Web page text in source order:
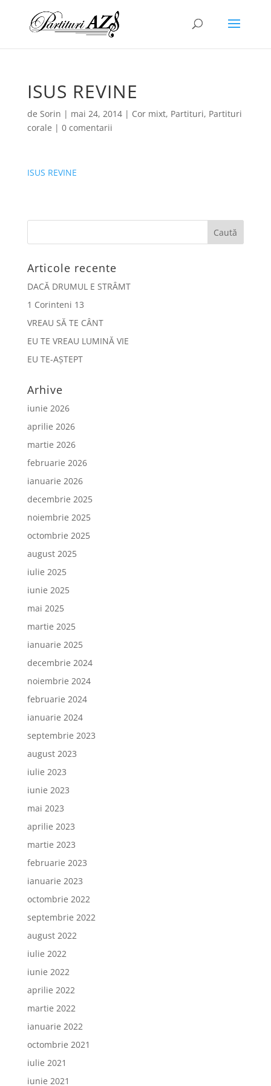
ISUS REVINE
de Sorin | mai 24, 2014| Cor mixt, Partituri, Partituri
corale | 0 comentarii
ISUS REVINE
Articole recente
DACĂ DRUMUL E STRÂMT
1 Corinteni 13
VREAU SĂ TE CÂNT
EU TE VREAU LUMINĂ VIE
EU TE-AȘTEPT
Arhive
iunie 2026
aprilie 2026
martie 2026
februarie 2026
ianuarie 2026
decembrie 2025
noiembrie 2025
octombrie 2025
august 2025
iulie 2025
iunie 2025
mai 2025
martie 2025
ianuarie 2025
decembrie 2024
noiembrie 2024
februarie 2024
ianuarie 2024
septembrie 2023
august 2023
iulie 2023
iunie 2023
mai 2023
aprilie 2023
martie 2023
februarie 2023
ianuarie 2023
octombrie 2022
septembrie 2022
august 2022
iulie 2022
iunie 2022
aprilie 2022
martie 2022
ianuarie 2022
octombrie 2021
iulie 2021
iunie 2021